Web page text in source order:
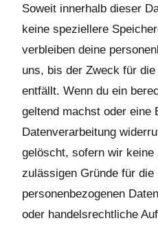
Soweit innerhalb dieser
keine speziellere
verbleiben deine
uns, bis der Zweck für
entfällt. Wenn du ein
geltend machst oder eine
Datenverarbeitung
gelöscht, sofern wir keine
zulässigen Gründe für die
personenbezogenen
oder handelsrechtliche